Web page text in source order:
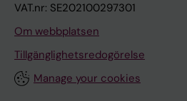
VAT.nr: SE202100297301
Om webbplatsen
Tillgänglighetsredogörelse
Manage your cookies